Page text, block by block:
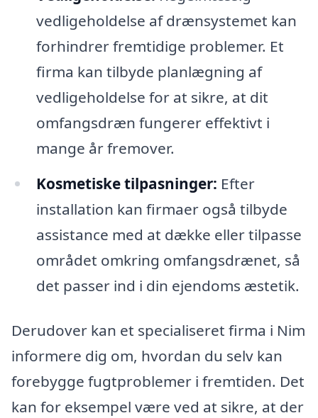
vedligeholdelse af drænsystemet kan
forhindrer fremtidige problemer. Et
firma kan tilbyde planlægning af
vedligeholdelse for at sikre, at dit
omfangsdræn fungerer effektivt i
mange år fremover.
Kosmetiske tilpasninger: Efter
installation kan firmaer også tilbyde
assistance med at dække eller tilpasse
området omkring omfangsdrænet, så
det passer ind i din ejendoms æstetik.
Derudover kan et specialiseret firma i Nim
informere dig om, hvordan du selv kan
forebygge fugtproblemer i fremtiden. Det
kan for eksempel være ved at sikre, at der